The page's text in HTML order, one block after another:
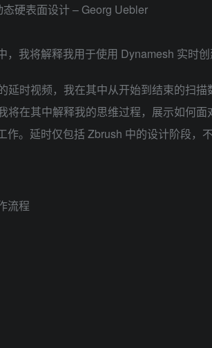
硬表面设计 – Georg Uebler
我将解释我用于使用 Dynamesh 实时创
延时视频，我在其中从开始到结束的扫
将在其中解释我的思维过程，展示如何
。延时仅包括 Zbrush 中的设计阶段，
流程